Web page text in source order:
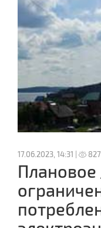
17.06.2023, 14:31 | 827 |